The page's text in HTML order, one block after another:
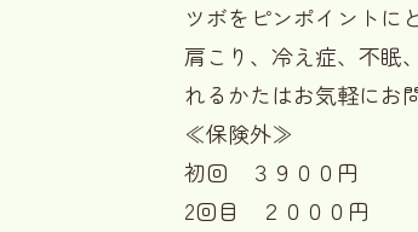
ツボをピンポイントに
肩こり、冷え症、不眠
れるかたはお気軽にお
≪保険外≫
初回 ３９００円
2回目 ２０００円